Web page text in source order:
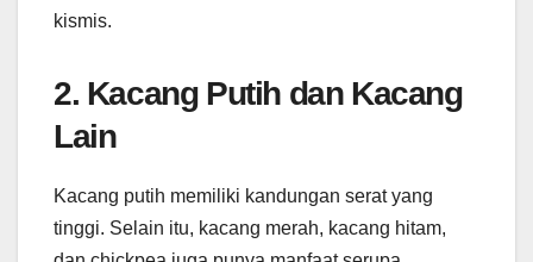
kismis.
2. Kacang Putih dan Kacang
Lain
Kacang putih memiliki kandungan serat yang
tinggi. Selain itu, kacang merah, kacang hitam,